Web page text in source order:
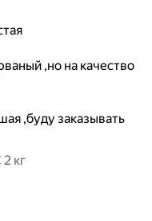
,но на качество
,буду заказывать
кг